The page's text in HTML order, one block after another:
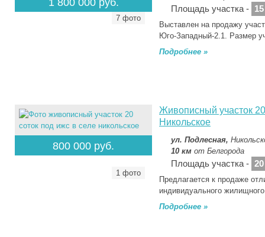
1 800 000 руб.
7 фото
Площадь участка - 15
Выставлен на продажу
Юго-Западный-2.1. Размер
Подробнее »
800 000 руб.
1 фото
Живописный участок
Никольское
ул. Подлесная,
10 км от Белгорода
Площадь участка - 20
Предлагается к продаже
индивидуального
Подробнее »